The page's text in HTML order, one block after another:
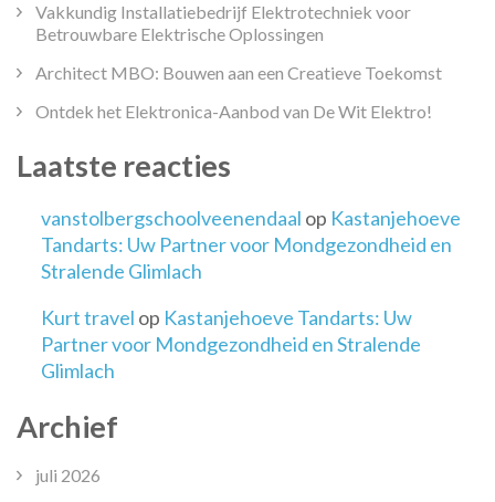
Vakkundig Installatiebedrijf Elektrotechniek voor
Betrouwbare Elektrische Oplossingen
Architect MBO: Bouwen aan een Creatieve Toekomst
Ontdek het Elektronica-Aanbod van De Wit Elektro!
Laatste reacties
vanstolbergschoolveenendaal op Kastanjehoeve
Tandarts: Uw Partner voor Mondgezondheid en
Stralende Glimlach
Kurt travel op Kastanjehoeve Tandarts: Uw
Partner voor Mondgezondheid en Stralende
Glimlach
Archief
juli 2026